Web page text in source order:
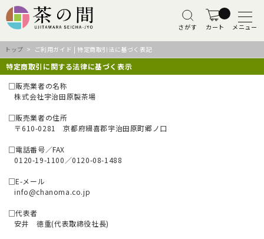
さがす カート メニュー
トップ > ご利用ガイド | 特定商取引法に基づく表記
特定商取引に関する法律に基づく表示
□販売業者の名称
株式会社宇治田原製茶場
□販売業者の住所
〒610-0281 京都府綴喜郡宇治田原町郷ノ口
□電話番号／FAX
0120-19-1100／0120-08-1488
□E-メール
info@chanoma.co.jp
□代表者
安井 徳重(代表取締役社長)